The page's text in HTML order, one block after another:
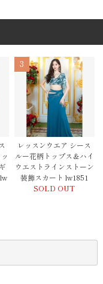
3
レッスンウエア シース
ルー花柄トップス＆ハイ
ウエストラインストーン
装飾スカート lw1851
SOLD OUT